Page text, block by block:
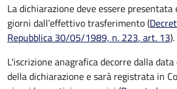
La dichiarazione deve essere presentata
giorni dall’effettivo trasferimento (
Repubblica 30/05/1989, n. 223, art. 13).
L'iscrizione anagrafica decorre dalla
della dichiarazione e sarà registrata in